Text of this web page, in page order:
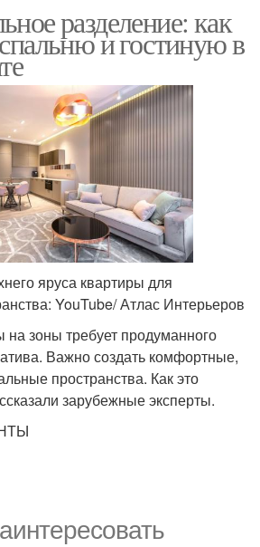
разделение: как
и гостиную в
яруса квартиры для
YouTube/ Атлас Интерьеров
на зоны требует продуманного
Важно создать комфортные,
пространства. Как это
зарубежные эксперты.